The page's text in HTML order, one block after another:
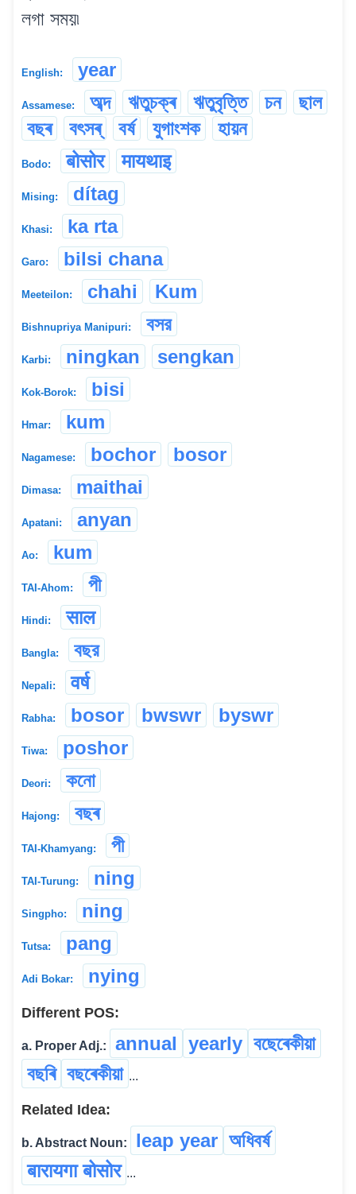
লগা সময়৷
English: year
Assamese: অব্দ ঋতুচক্ৰ ঋতুবৃত্তি চন
ছাল
বছৰ
বৎসৰ্ বৰ্ষ যুগাংশক হায়ন
Bodo: बोसोर मायथाइ
Mising: dítag
Khasi: ka rta
Garo: bilsi chana
Meeteilon: chahi Kum
Bishnupriya Manipuri: বসর
Karbi: ningkan sengkan
Kok-Borok: bisi
Hmar: kum
Nagamese: bochor bosor
Dimasa: maithai
Apatani: anyan
Ao: kum
TAI-Ahom: পী
Hindi: साल
Bangla: বছর
Nepali: वर्ष
Rabha: bosor bwswr byswr
Tiwa: poshor
Deori: কনো
Hajong: বছৰ
TAI-Khamyang: পী
TAI-Turung: ning
Singpho: ning
Tutsa: pang
Adi Bokar: nying
Different POS:
a. Proper Adj.: annual yearly বছেৰেকীয়া
বছৰি বছৰেকীয়া ...
Related Idea:
b. Abstract Noun: leap year অধিবৰ্ষ
बारायगा बोसोर ...